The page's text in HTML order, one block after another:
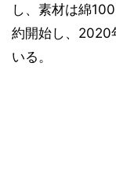
し、素材は綿
約開始し、2020
いる。